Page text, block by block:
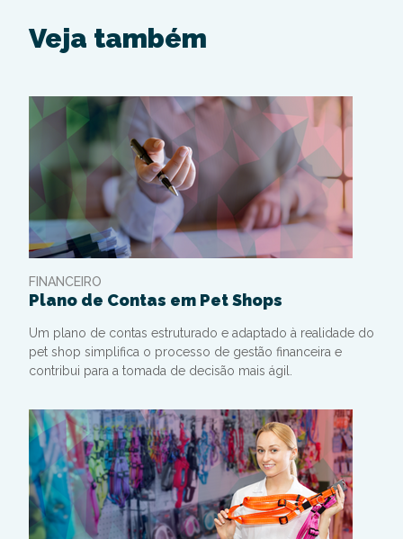
Veja também
FINANCEIRO
Plano de Contas em Pet Shops
Um plano de contas estruturado e adaptado à realidade do
pet shop simplifica o processo de gestão financeira e
contribui para a tomada de decisão mais ágil.